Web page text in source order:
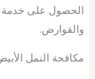
الحصول على خدمة
والقوارض.
مكافحة النمل